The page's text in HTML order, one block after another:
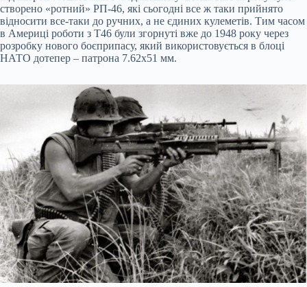
створено «ротний» РП-46, які сьогодні все ж таки прийнято
відносити все-таки до ручних, а не єдиних кулеметів. Тим часом
в Америці роботи з Т46 були згорнуті вже до 1948 року через
розробку нового боєприпасу, який використовується в блоці
НАТО дотепер – патрона 7.62х51 мм.